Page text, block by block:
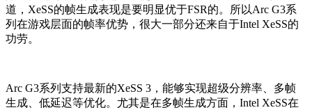
道，XeSS的帧生成表现是要明显优于FSR的。所以Arc G3系
列在游戏层面的帧率优势，很大一部分还来自于Intel XeSS的
功劳。
Arc G3系列支持最新的XeSS 3，能够实现超级分辨率、多帧
生成、低延迟等优化。尤其是在多帧生成方面，Intel XeSS在